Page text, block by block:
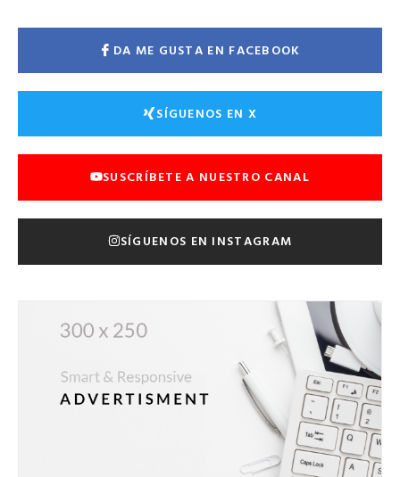
DA ME GUSTA EN FACEBOOK
SÍGUENOS EN X
SUSCRÍBETE A NUESTRO CANAL
SÍGUENOS EN INSTAGRAM